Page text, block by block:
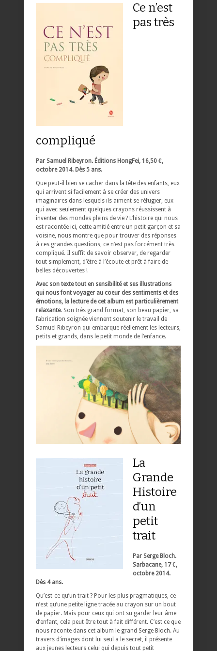
Ce n’est
pas très
compliqué
Par Samuel Ribeyron. Éditions HongFei, 16,50 €,
octobre 2014. Dès 5 ans.
Que peut-il bien se cacher dans la tête des enfants, eux
qui arrivent si facilement à se créer des univers
imaginaires dans lesquels ils aiment se réfugier, eux
qui avec seulement quelques crayons réussissent à
inventer des mondes pleins de vie ? L’histoire qui nous
est racontée ici, cette amitié entre un petit garçon et sa
voisine, nous montre que pour trouver des réponses
à ces grandes questions, ce n’est pas forcément très
compliqué. Il suffit de savoir observer, de regarder
tout simplement, d’être à l’écoute et prêt à faire de
belles découvertes !
Avec son texte tout en sensibilité et ses illustrations
qui nous font voyager au coeur des sentiments et des
émotions, la lecture de cet album est particulièrement
relaxante. Son très grand format, son beau papier, sa
fabrication soignée viennent soutenir le travail de
Samuel Ribeyron qui embarque réellement les lecteurs,
petits et grands, dans le petit monde de l’enfance.
La
Grande
Histoire
d’un
petit
trait
Par Serge Bloch.
Sarbacane, 17 €,
octobre 2014.
Dès 4 ans.
Qu’est-ce qu’un trait ? Pour les plus pragmatiques, ce
n’est qu’une petite ligne tracée au crayon sur un bout
de papier. Mais pour ceux qui ont su garder leur âme
d’enfant, cela peut être tout à fait différent. C’est ce que
nous raconte dans cet album le grand Serge Bloch. Au
travers d’images dont lui seul a le secret, il présente
aux jeunes lecteurs celui qui depuis tout petit